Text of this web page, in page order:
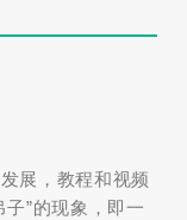
展，教程和视频
”的现象，即一